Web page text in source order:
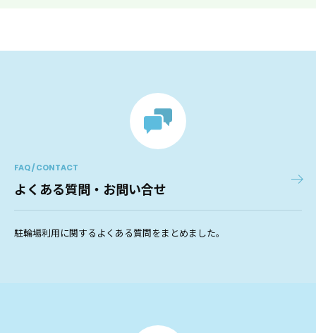
FAQ / CONTACT
よくある質問・お問い合せ
駐輪場利用に関するよくある質問をまとめました。